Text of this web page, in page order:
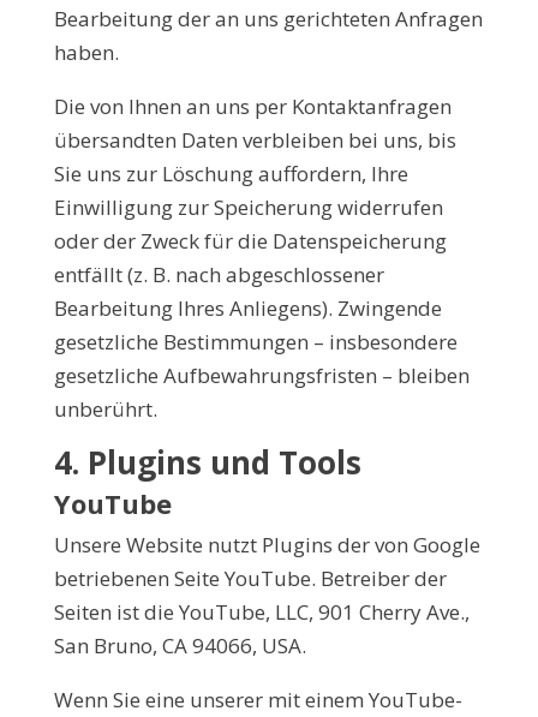
Bearbeitung der an uns gerichteten Anfragen
haben.
Die von Ihnen an uns per Kontaktanfragen
übersandten Daten verbleiben bei uns, bis
Sie uns zur Löschung auffordern, Ihre
Einwilligung zur Speicherung widerrufen
oder der Zweck für die Datenspeicherung
entfällt (z. B. nach abgeschlossener
Bearbeitung Ihres Anliegens). Zwingende
gesetzliche Bestimmungen – insbesondere
gesetzliche Aufbewahrungsfristen – bleiben
unberührt.
4. Plugins und Tools
YouTube
Unsere Website nutzt Plugins der von Google
betriebenen Seite YouTube. Betreiber der
Seiten ist die YouTube, LLC, 901 Cherry Ave.,
San Bruno, CA 94066, USA.
Wenn Sie eine unserer mit einem YouTube-